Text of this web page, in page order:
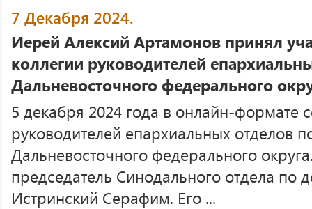
7 Декабря 2024.
Иерей Алексий Артамонов принял
коллегии руководителей
Дальневосточного федерального
5 декабря 2024 года в онлайн-формате
руководителей епархиальных отделов
Дальневосточного федерального
председатель Синодального отдела по
Истринский Серафим. Его ...